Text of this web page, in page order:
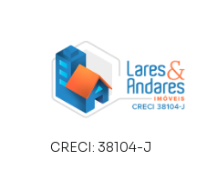
específicas
consequência
um time de
CRECI: 38104-J